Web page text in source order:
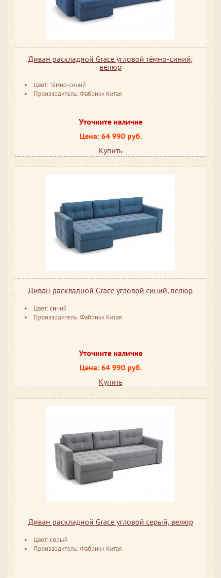
Диван раскладной Grace угловой тёмно-синий,
велюр
Цвет: тёмно-синий
Производитель: Фабрики Китая
Уточните наличие
Цена: 64 990 руб.
Купить
Диван раскладной Grace угловой синий, велюр
Цвет: синий
Производитель: Фабрики Китая
Уточните наличие
Цена: 64 990 руб.
Купить
Диван раскладной Grace угловой серый, велюр
Цвет: серый
Производитель: Фабрики Китая